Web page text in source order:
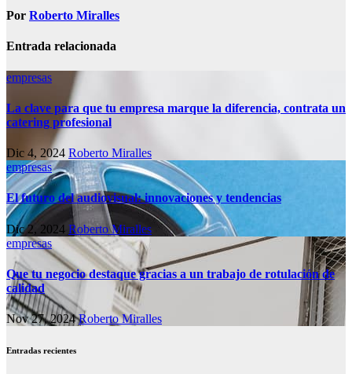
Por Roberto Miralles
Entrada relacionada
empresas
La clave para que tu empresa marque la diferencia, contrata un
catering profesional
Dic 4, 2024 Roberto Miralles
empresas
El futuro del audiovisual: innovaciones y tendencias
Dic 2, 2024 Roberto Miralles
empresas
Que tu negocio destaque gracias a un trabajo de rotulación de
calidad
Nov 27, 2024Roberto Miralles
Entradas recientes